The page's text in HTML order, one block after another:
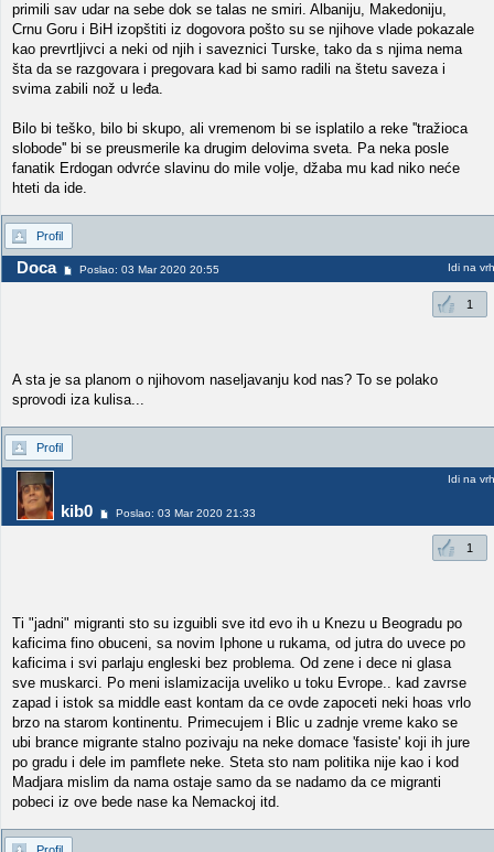
primili sav udar na sebe dok se talas ne smiri. Albaniju, Makedoniju,
Crnu Goru i BiH izopštiti iz dogovora pošto su se njihove vlade pokazale
kao prevrtljivci a neki od njih i saveznici Turske, tako da s njima nema
šta da se razgovara i pregovara kad bi samo radili na štetu saveza i
svima zabili nož u leđa.
Bilo bi teško, bilo bi skupo, ali vremenom bi se isplatilo a reke ''tražioca
slobode'' bi se preusmerile ka drugim delovima sveta. Pa neka posle
fanatik Erdogan odvrće slavinu do mile volje, džaba mu kad niko neće
hteti da ide.
Profil
Doca Poslao: 03 Mar 2020 20:55 Idi na vrh
1
A sta je sa planom o njihovom naseljavanju kod nas? To se polako
sprovodi iza kulisa...
Profil
kib0 Poslao: 03 Mar 2020 21:33
Idi na vrh
1
Ti "jadni" migranti sto su izguibli sve itd evo ih u Knezu u Beogradu po
kaficima fino obuceni, sa novim Iphone u rukama, od jutra do uvece po
kaficima i svi parlaju engleski bez problema. Od zene i dece ni glasa
sve muskarci. Po meni islamizacija uveliko u toku Evrope.. kad zavrse
zapad i istok sa middle east kontam da ce ovde zapoceti neki hoas vrlo
brzo na starom kontinentu. Primecujem i Blic u zadnje vreme kako se
ubi brance migrante stalno pozivaju na neke domace 'fasiste' koji ih jure
po gradu i dele im pamflete neke. Steta sto nam politika nije kao i kod
Madjara mislim da nama ostaje samo da se nadamo da ce migranti
pobeci iz ove bede nase ka Nemackoj itd.